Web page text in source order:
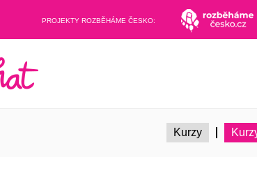
PROJEKTY ROZBĚHÁME ČESKO:
Kurzy